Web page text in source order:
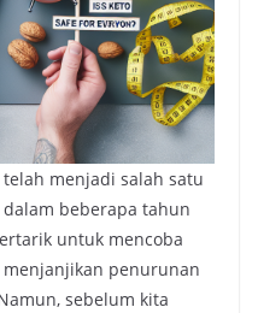
menjadi salah satu
beberapa tahun
untuk mencoba
penurunan
sebelum kita